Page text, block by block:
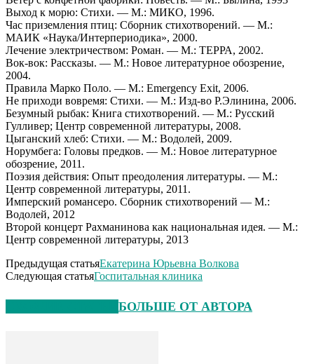
Выход к морю: Стихи. — М.: МИКО, 1996.
Час приземления птиц: Сборник стихотворений. — М.:
МАИК «Наука/Интерпериодика», 2000.
Лечение электричеством: Роман. — М.: ТЕРРА, 2002.
Вок-вок: Рассказы. — М.: Новое литературное обозрение,
2004.
Правила Марко Поло. — М.: Emergency Exit, 2006.
Не приходи вовремя: Стихи. — М.: Изд-во Р.Элинина, 2006.
Безумный рыбак: Книга стихотворений. — М.: Русский
Гулливер; Центр современной литературы, 2008.
Цыганский хлеб: Стихи. — М.: Водолей, 2009.
Норумбега: Головы предков. — М.: Новое литературное
обозрение, 2011.
Поэзия действия: Опыт преодоления литературы. — М.:
Центр современной литературы, 2011.
Имперский романсеро. Сборник стихотворений — М.:
Водолей, 2012
Второй концерт Рахманинова как национальная идея. — М.:
Центр современной литературы, 2013
Предыдущая статьяЕкатерина Юрьевна Волкова
Следующая статьяГоспитальная клиника
БОЛЬШЕ ОТ АВТОРА